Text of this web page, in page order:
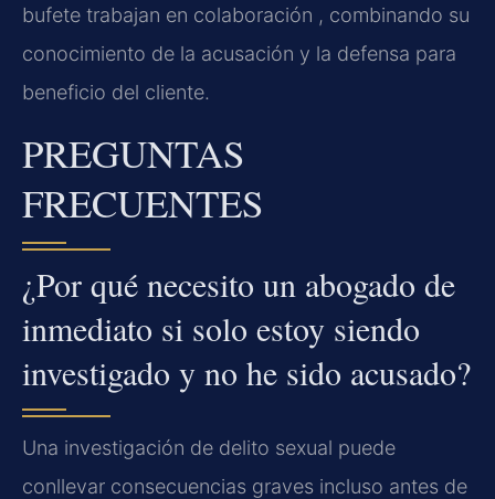
bufete trabajan en colaboración , combinando su
conocimiento de la acusación y la defensa para
beneficio del cliente.
PREGUNTAS
FRECUENTES
¿Por qué necesito un abogado de
inmediato si solo estoy siendo
investigado y no he sido acusado?
Una investigación de delito sexual puede
conllevar consecuencias graves incluso antes de